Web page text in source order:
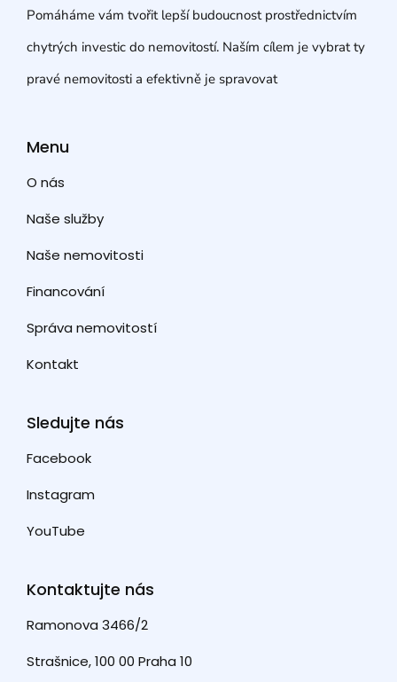
Pomáháme vám tvořit lepší budoucnost prostřednictvím
chytrých investic do nemovitostí. Naším cílem je vybrat ty
pravé nemovitosti a efektivně je spravovat
Menu
O nás
Naše služby
Naše nemovitosti
Financování
Správa nemovitostí
Kontakt
Sledujte nás
Facebook
Instagram
YouTube
Kontaktujte nás
Ramonova 3466/2
Strašnice, 100 00 Praha 10